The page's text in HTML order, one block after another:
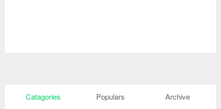
Catagories Populars
Archive